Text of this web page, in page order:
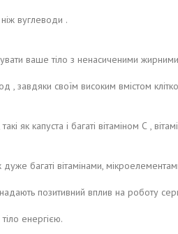
вуглеводи .
ваше тіло з ненасиченими
, завдяки своїм високим вмістом
як капуста і багаті вітаміном С ,
багаті вітамінами,
позитивний вплив на роботу
енергією.